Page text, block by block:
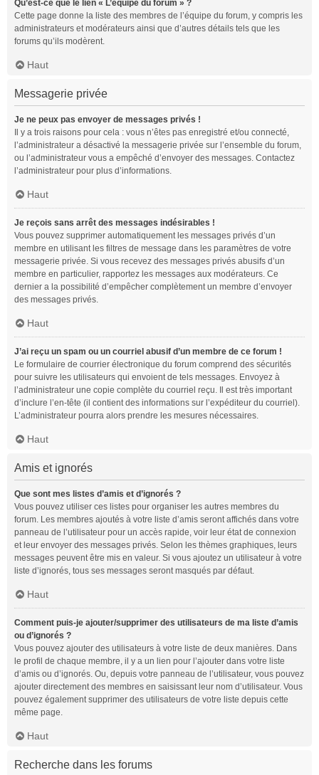
Qu’est-ce que le lien « L’équipe du forum » ?
Cette page donne la liste des membres de l’équipe du forum, y compris les
administrateurs et modérateurs ainsi que d’autres détails tels que les
forums qu’ils modèrent.
Haut
Messagerie privée
Je ne peux pas envoyer de messages privés !
Il y a trois raisons pour cela : vous n’êtes pas enregistré et/ou connecté,
l’administrateur a désactivé la messagerie privée sur l’ensemble du forum,
ou l’administrateur vous a empêché d’envoyer des messages. Contactez
l’administrateur pour plus d’informations.
Haut
Je reçois sans arrêt des messages indésirables !
Vous pouvez supprimer automatiquement les messages privés d’un
membre en utilisant les filtres de message dans les paramètres de votre
messagerie privée. Si vous recevez des messages privés abusifs d’un
membre en particulier, rapportez les messages aux modérateurs. Ce
dernier a la possibilité d’empêcher complètement un membre d’envoyer
des messages privés.
Haut
J’ai reçu un spam ou un courriel abusif d’un membre de ce forum !
Le formulaire de courrier électronique du forum comprend des sécurités
pour suivre les utilisateurs qui envoient de tels messages. Envoyez à
l’administrateur une copie complète du courriel reçu. Il est très important
d’inclure l’en-tête (il contient des informations sur l’expéditeur du courriel).
L’administrateur pourra alors prendre les mesures nécessaires.
Haut
Amis et ignorés
Que sont mes listes d’amis et d’ignorés ?
Vous pouvez utiliser ces listes pour organiser les autres membres du
forum. Les membres ajoutés à votre liste d’amis seront affichés dans votre
panneau de l’utilisateur pour un accès rapide, voir leur état de connexion
et leur envoyer des messages privés. Selon les thèmes graphiques, leurs
messages peuvent être mis en valeur. Si vous ajoutez un utilisateur à votre
liste d’ignorés, tous ses messages seront masqués par défaut.
Haut
Comment puis-je ajouter/supprimer des utilisateurs de ma liste d’amis
ou d’ignorés ?
Vous pouvez ajouter des utilisateurs à votre liste de deux manières. Dans
le profil de chaque membre, il y a un lien pour l’ajouter dans votre liste
d’amis ou d’ignorés. Ou, depuis votre panneau de l’utilisateur, vous pouvez
ajouter directement des membres en saisissant leur nom d’utilisateur. Vous
pouvez également supprimer des utilisateurs de votre liste depuis cette
même page.
Haut
Recherche dans les forums